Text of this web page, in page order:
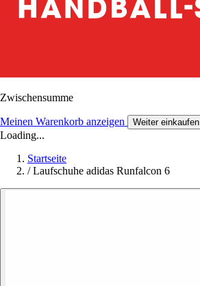
Zwischensumme
Meinen Warenkorb anzeigen Weiter einkaufen
Loading...
Startseite
/ Laufschuhe adidas Runfalcon 6